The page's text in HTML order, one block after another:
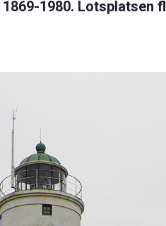
1980. Lotsplatsen